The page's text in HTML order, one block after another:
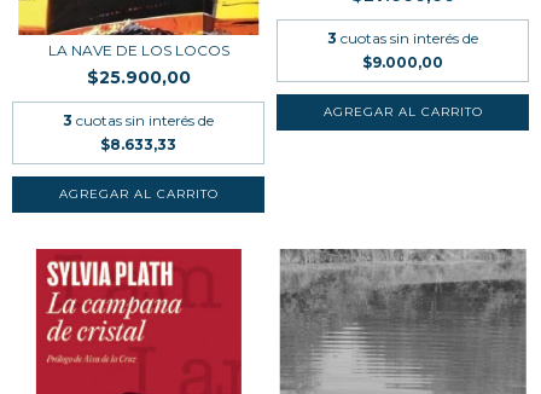
LA NAVE DE LOS LOCOS
$25.900,00
3 cuotas sin interés de
$8.633,33
3 cuotas sin interés de
$9.000,00